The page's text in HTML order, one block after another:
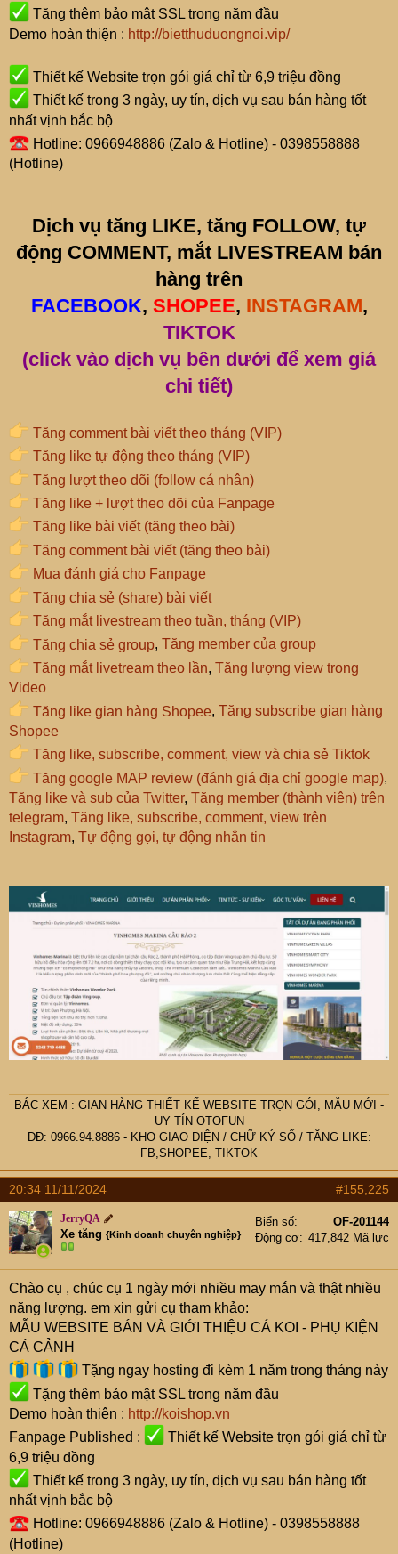
Tặng thêm bảo mật SSL trong năm đầu
Demo hoàn thiện : http://bietthuduongnoi.vip/
Thiết kế Website trọn gói giá chỉ từ 6,9 triệu đồng
Thiết kế trong 3 ngày, uy tín, dịch vụ sau bán hàng tốt
nhất vịnh bắc bộ
Hotline: 0966948886 (Zalo & Hotline) - 0398558888
(Hotline)
Dịch vụ tăng LIKE, tăng FOLLOW, tự
động COMMENT, mắt LIVESTREAM bán
hàng trên
FACEBOOK, SHOPEE, INSTAGRAM,
TIKTOK
(click vào dịch vụ bên dưới để xem giá
chi tiết)
Tăng comment bài viết theo tháng (VIP)
Tăng like tự động theo tháng (VIP)
Tăng lượt theo dõi (follow cá nhân)
Tăng like + lượt theo dõi của Fanpage
Tăng like bài viết (tăng theo bài)
Tăng comment bài viết (tăng theo bài)
Mua đánh giá cho Fanpage
Tăng chia sẻ (share) bài viết
Tăng mắt livestream theo tuần, tháng (VIP)
Tăng chia sẻ group, Tăng member của group
Tăng mắt livetream theo lần,Tăng lượng view trong
Video
Tăng like gian hàng Shopee, Tăng subscribe gian hàng
Shopee
Tăng like, subscribe, comment, view và chia sẻ Tiktok
Tăng google MAP review (đánh giá địa chỉ google map),
Tăng like và sub của Twitter, Tăng member (thành viên) trên
telegram, Tăng like, subscribe, comment, view trên
Instagram, Tự động gọi, tự động nhắn tin
BÁC XEM : GIAN HÀNG THIẾT KẾ WEBSITE TRỌN GÓI, MẪU MỚI -
UY TÍN OTOFUN
DĐ: 0966.94.8886 - KHO GIAO DIỆN / CHỮ KÝ SỐ / TĂNG LIKE:
FB,SHOPEE, TIKTOK
20:34 11/11/2024 #155,225
JerryQA
Xe tăng {Kinh doanh chuyên nghiệp}
Biển số
OF-201144
Động cơ
417,842 Mã lực
Chào cụ , chúc cụ 1 ngày mới nhiều may mắn và thật nhiều
năng lượng. em xin gửi cụ tham khảo:
MẪU WEBSITE BÁN VÀ GIỚI THIỆU CÁ KOI - PHỤ KIỆN
CÁ CẢNH
Tặng ngay hosting đi kèm 1 năm trong tháng này
Tặng thêm bảo mật SSL trong năm đầu
Demo hoàn thiện : http://koishop.vn
Fanpage Published :
Thiết kế Website trọn gói giá chỉ từ
6,9 triệu đồng
Thiết kế trong 3 ngày, uy tín, dịch vụ sau bán hàng tốt
nhất vịnh bắc bộ
Hotline: 0966948886 (Zalo & Hotline) - 0398558888
(Hotline)